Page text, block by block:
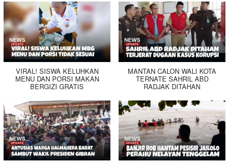
VIRAL! SISWA KELUHKAN
MENU DAN PORSI MAKAN
BERGIZI GRATIS
MANTAN CALON WALI KOTA
TERNATE SAHRIL ABD
RADJAK DITAHAN